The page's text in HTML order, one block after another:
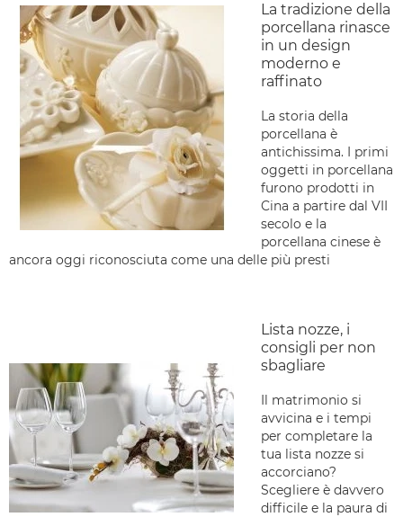
La tradizione della
porcellana rinasce
in un design
moderno e
raffinato
La storia della
porcellana è
antichissima. I primi
oggetti in porcellana
furono prodotti in
Cina a partire dal VII
secolo e la
porcellana cinese è
ancora oggi riconosciuta come una delle più presti
Lista nozze, i
consigli per non
sbagliare
Il matrimonio si
avvicina e i tempi
per completare la
tua lista nozze si
accorciano?
Scegliere è davvero
difficile e la paura di